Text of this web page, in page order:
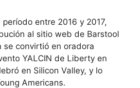
entre 2016 y 2017,
al sitio web de Barstool
se convirtió en oradora
YALCIN de Liberty en
en Silicon Valley, y lo
Americans.